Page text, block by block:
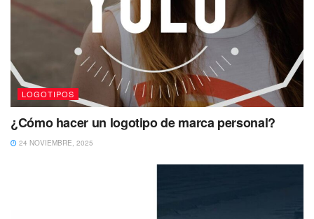
LOGOTIPOS
¿Cómo hacer un logotipo de marca personal?
24 NOVIEMBRE, 2025